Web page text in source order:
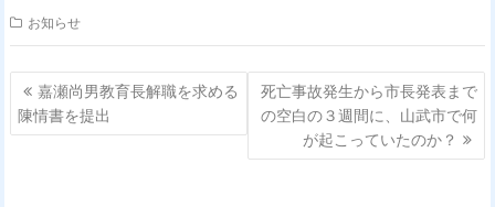
w
t
t
e
r
)
o
o
k
A
p
p
お知らせ
投
稿
ナ
嘉瀬尚男教育長解職を求める
陳情書を提出
死亡事故発生から市長発表まで
の空白の３週間に、山武市で何
が起こっていたのか？